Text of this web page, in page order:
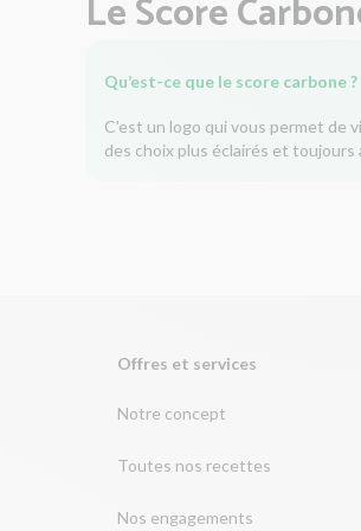
Le Score
Qu’est-ce que le score carbone ?
C'est un logo qui vous permet de
des choix plus éclairés et
Offres et services
Notre concept
Toutes nos recettes
Nos engagements